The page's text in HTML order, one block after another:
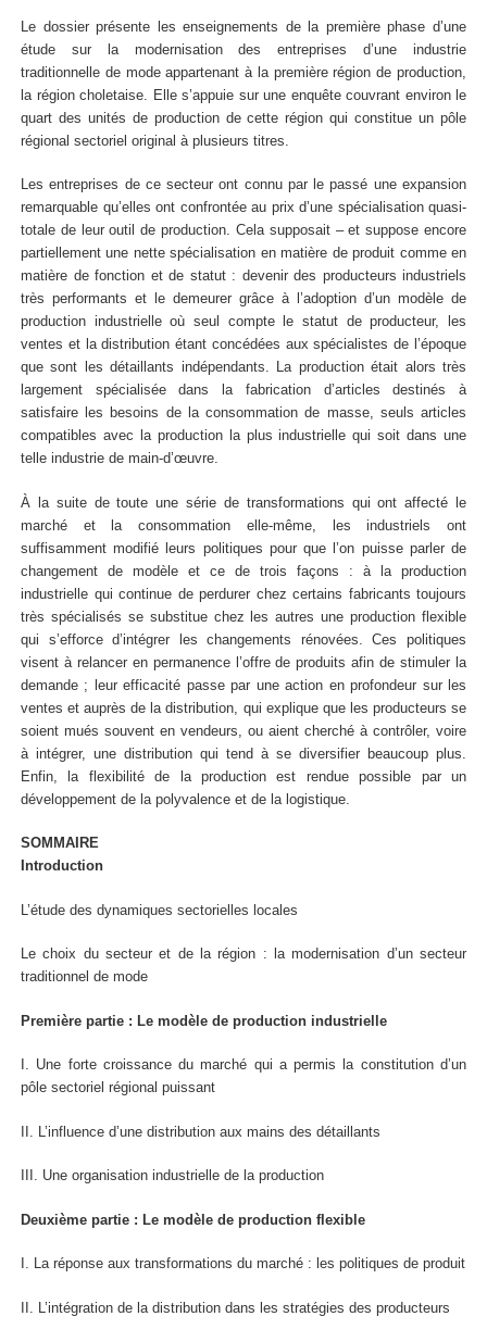
Le dossier présente les enseignements de la première phase d’une
étude sur la modernisation des entreprises d’une industrie
traditionnelle de mode appartenant à la première région de production,
la région choletaise. Elle s’appuie sur une enquête couvrant environ le
quart des unités de production de cette région qui constitue un pôle
régional sectoriel original à plusieurs titres.
Les entreprises de ce secteur ont connu par le passé une expansion
remarquable qu’elles ont confrontée au prix d’une spécialisation quasi-
totale de leur outil de production. Cela supposait – et suppose encore
partiellement une nette spécialisation en matière de produit comme en
matière de fonction et de statut : devenir des producteurs industriels
très performants et le demeurer grâce à l’adoption d’un modèle de
production industrielle où seul compte le statut de producteur, les
ventes et la distribution étant concédées aux spécialistes de l’époque
que sont les détaillants indépendants. La production était alors très
largement spécialisée dans la fabrication d’articles destinés à
satisfaire les besoins de la consommation de masse, seuls articles
compatibles avec la production la plus industrielle qui soit dans une
telle industrie de main-d’œuvre.
À la suite de toute une série de transformations qui ont affecté le
marché et la consommation elle-même, les industriels ont
suffisamment modifié leurs politiques pour que l’on puisse parler de
changement de modèle et ce de trois façons : à la production
industrielle qui continue de perdurer chez certains fabricants toujours
très spécialisés se substitue chez les autres une production flexible
qui s’efforce d’intégrer les changements rénovées. Ces politiques
visent à relancer en permanence l’offre de produits afin de stimuler la
demande ; leur efficacité passe par une action en profondeur sur les
ventes et auprès de la distribution, qui explique que les producteurs se
soient mués souvent en vendeurs, ou aient cherché à contrôler, voire
à intégrer, une distribution qui tend à se diversifier beaucoup plus.
Enfin, la flexibilité de la production est rendue possible par un
développement de la polyvalence et de la logistique.
SOMMAIRE
Introduction
L’étude des dynamiques sectorielles locales
Le choix du secteur et de la région : la modernisation d’un secteur
traditionnel de mode
Première partie : Le modèle de production industrielle
I. Une forte croissance du marché qui a permis la constitution d’un
pôle sectoriel régional puissant
II. L’influence d’une distribution aux mains des détaillants
III. Une organisation industrielle de la production
Deuxième partie : Le modèle de production flexible
I. La réponse aux transformations du marché : les politiques de produit
II. L’intégration de la distribution dans les stratégies des producteurs